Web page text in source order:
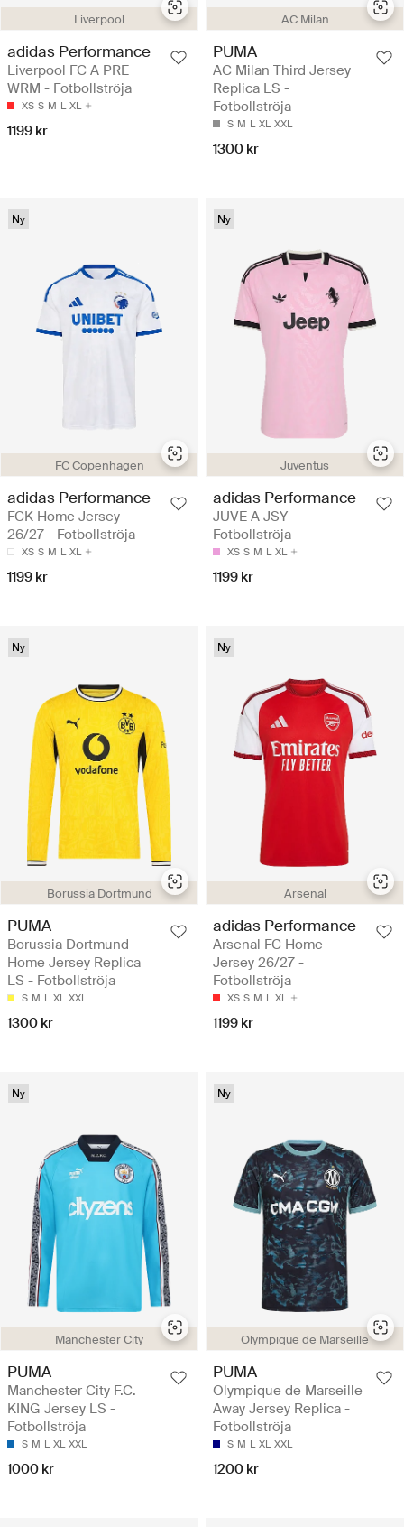
Liverpool
adidas Performance
Liverpool FC A PRE
WRM - Fotbollströja
XS S M L XL
1199 kr
AC Milan
PUMA
AC Milan Third Jersey
Replica LS -
Fotbollströja
S M L XL XXL
1300 kr
FC Copenhagen
Ny
adidas Performance
FCK Home Jersey
26/27 - Fotbollströja
XS S M L XL
1199 kr
Juventus
Ny
adidas Performance
JUVE A JSY -
Fotbollströja
XS S M L XL
1199 kr
Borussia Dortmund
Ny
PUMA
Borussia Dortmund
Home Jersey Replica
LS - Fotbollströja
S M L XL XXL
1300 kr
Arsenal
Ny
adidas Performance
Arsenal FC Home
Jersey 26/27 -
Fotbollströja
XS S M L XL
1199 kr
Manchester City
Ny
PUMA
Manchester City F.C.
KING Jersey LS -
Fotbollströja
S M L XL XXL
1000 kr
Olympique de Marseille
Ny
PUMA
Olympique de Marseille
Away Jersey Replica -
Fotbollströja
S M L XL XXL
1200 kr